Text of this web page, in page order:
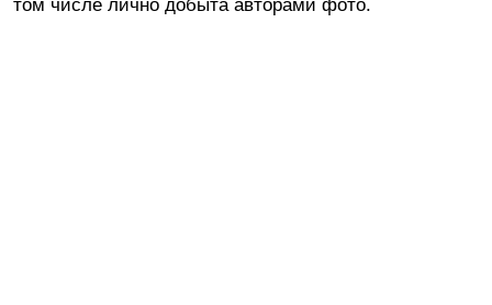
том числе лично добыта авторами фото.